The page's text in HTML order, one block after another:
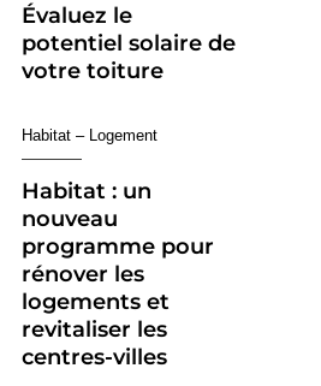
Évaluez le
potentiel solaire de
votre toiture
Habitat – Logement
Habitat : un
nouveau
programme pour
rénover les
logements et
revitaliser les
centres-villes